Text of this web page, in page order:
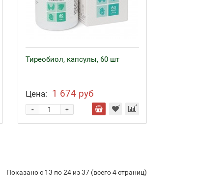
Тиреобиол, капсулы, 60 шт
Цена: 1 674 руб
+
-
Показано с 13 по 24 из 37 (всего 4 страниц)